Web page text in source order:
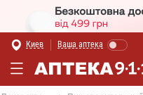
Киев Ваша аптека